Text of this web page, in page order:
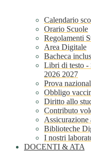
Calendario
Orario Scuole
Regolamenti
Area Digitale
Bacheca
Libri di testo -
2026 2027
Prova
Obbligo
Diritto allo
Contributo
Assicurazione
Biblioteche
I nostri
DOCENTI & ATA